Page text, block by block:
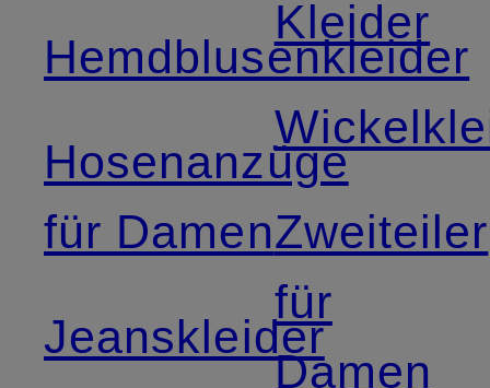
Hemdblusenkleider
Hosenanzüge
für Damen
Jeanskleider
Kleider
Zweiteiler
für
Damen